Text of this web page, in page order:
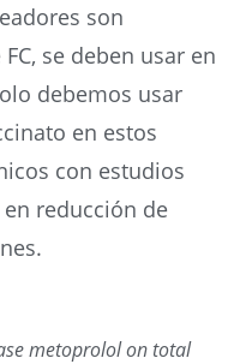
son
se deben usar en
debemos usar
en estos
con estudios
reducción de
metoprolol on total